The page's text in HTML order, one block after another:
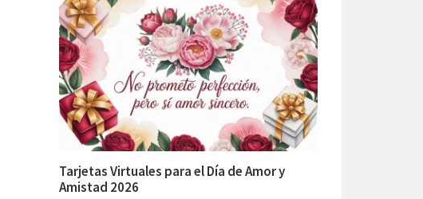
Tarjetas Virtuales para el Día de Amor y
Amistad 2026